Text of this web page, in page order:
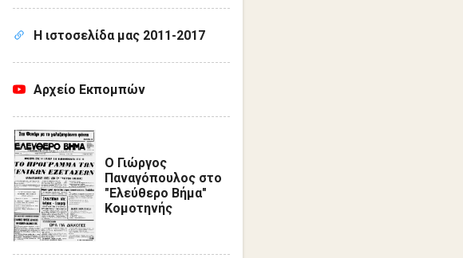
Η ιστοσελίδα μας 2011-2017
Αρχείο Εκπομπών
Ο Γιώργος
Παναγόπουλος στο
"Ελεύθερο Βήμα"
Κομοτηνής